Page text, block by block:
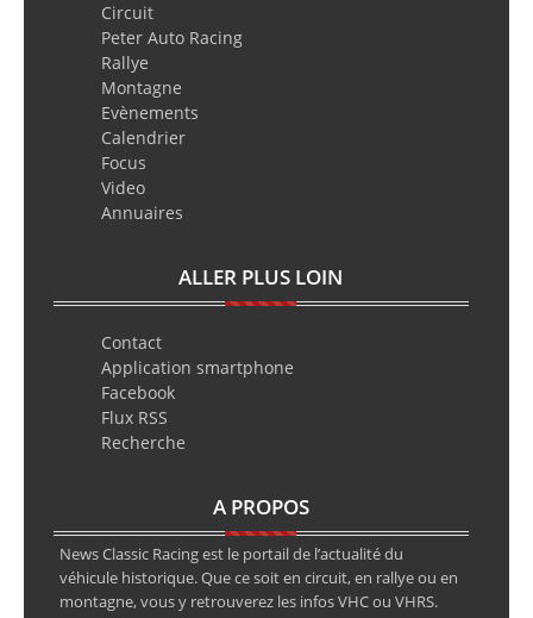
Circuit
Peter Auto Racing
Rallye
Montagne
Evènements
Calendrier
Focus
Video
Annuaires
ALLER PLUS LOIN
Contact
Application smartphone
Facebook
Flux RSS
Recherche
A PROPOS
News Classic Racing est le portail de l’actualité du
véhicule historique. Que ce soit en circuit, en rallye ou en
montagne, vous y retrouverez les infos VHC ou VHRS.